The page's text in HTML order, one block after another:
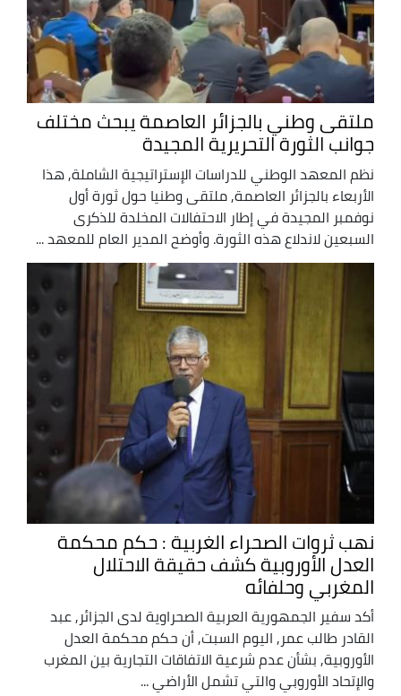
ملتقى وطني بالجزائر العاصمة يبحث مختلف
جوانب الثورة التحريرية المجيدة
نظم المعهد الوطني للدراسات الإستراتيجية الشاملة, هذا
الأربعاء بالجزائر العاصمة, ملتقى وطنيا حول ثورة أول
نوفمبر المجيدة في إطار الاحتفالات المخلدة للذكرى
السبعين لاندلاع هذه الثورة. وأوضح المدير العام للمعهد ...
نهب ثروات الصحراء الغربية : حكم محكمة
العدل الأوروبية كشف حقيقة الاحتلال
المغربي وحلفائه
أكد سفير الجمهورية العربية الصحراوية لدى الجزائر, عبد
القادر طالب عمر, اليوم السبت, أن حكم محكمة العدل
الأوروبية, بشأن عدم شرعية الاتفاقات التجارية بين المغرب
والإتحاد الأوروبي والتي تشمل الأراضي ...